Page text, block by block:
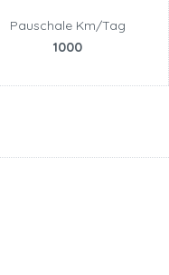
Pauschale Km/Tag
1000